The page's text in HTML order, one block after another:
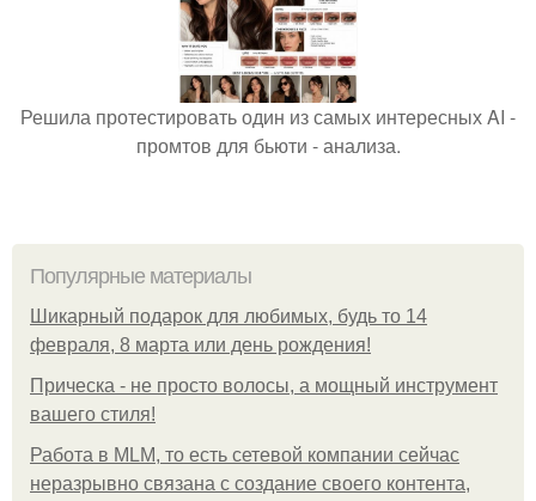
Решила протестировать один из самых интересных AI -
промтов для бьюти - анализа.
Популярные материалы
Шикарный подарок для любимых, будь то 14
февраля, 8 марта или день рождения!
Прическа - не просто волосы, а мощный инструмент
вашего стиля!
Работа в MLM, то есть сетевой компании сейчас
неразрывно связана с создание своего контента,